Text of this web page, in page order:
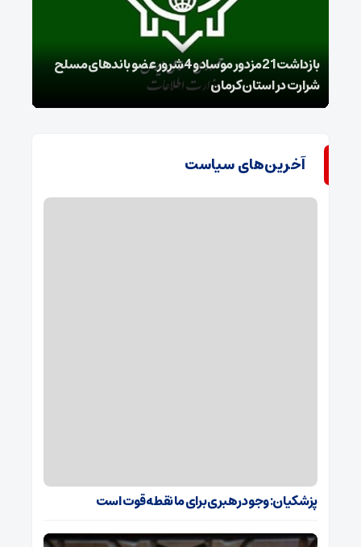
بازداشت 21مزدور موساد و 4 شرور عضو باندهای مسلح
شرارت در استان کرمان
آخرین‌های سیاست
پزشکیان: وجود رهبری برای ما نقطه قوت است